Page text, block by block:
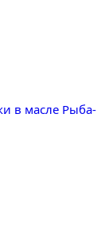
в масле Рыба-